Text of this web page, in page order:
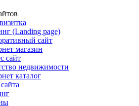
(Landing page)
сайт
магазин
сайт
недвижимости
каталог